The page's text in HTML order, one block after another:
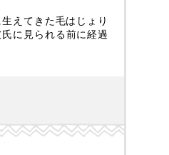
えてきた毛はじょり
に見られる前に経過